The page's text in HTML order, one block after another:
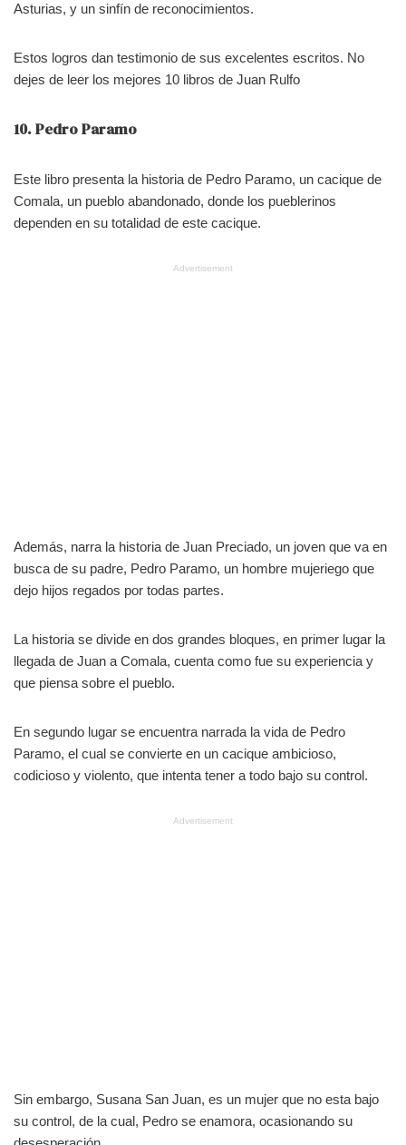
Asturias, y un sinfín de reconocimientos.
Estos logros dan testimonio de sus excelentes escritos. No
dejes de leer los mejores 10 libros de Juan Rulfo
10. Pedro Paramo
Este libro presenta la historia de Pedro Paramo, un cacique de
Comala, un pueblo abandonado, donde los pueblerinos
dependen en su totalidad de este cacique.
Advertisement
Además, narra la historia de Juan Preciado, un joven que va en
busca de su padre, Pedro Paramo, un hombre mujeriego que
dejo hijos regados por todas partes.
La historia se divide en dos grandes bloques, en primer lugar la
llegada de Juan a Comala, cuenta como fue su experiencia y
que piensa sobre el pueblo.
En segundo lugar se encuentra narrada la vida de Pedro
Paramo, el cual se convierte en un cacique ambicioso,
codicioso y violento, que intenta tener a todo bajo su control.
Advertisement
Sin embargo, Susana San Juan, es un mujer que no esta bajo
su control, de la cual, Pedro se enamora, ocasionando su